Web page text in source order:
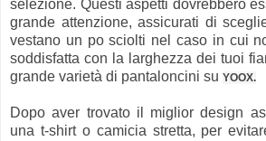
selezione. Questi aspetti dovrebbero
grande attenzione, assicurati di
vestano un po sciolti nel caso in cui
soddisfatta con la larghezza dei tuoi
grande varietà di pantaloncini su YOOX.
Dopo aver trovato il miglior design
una t-shirt o camicia stretta, per